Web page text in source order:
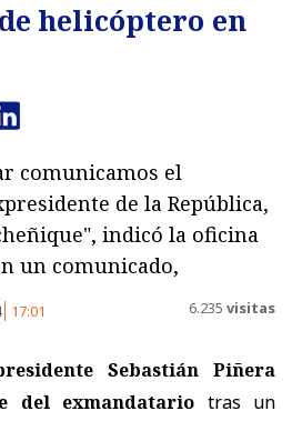
helicóptero en
comunicamos el
de la República,
indicó la oficina
un comunicado,
17:01 6.235 visitas
Sebastián Piñera
del exmandatario tras un